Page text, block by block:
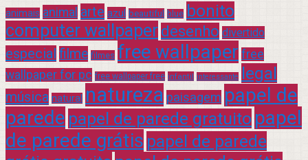
animais animal arte azul beautiful blue bonito
computer wallpaper desenho divertido
especial filme filmes free wallpaper free
wallpaper for pc free wallpaper free infantil interessante legal
música natural natureza paisagem papel de
parede papel de parede gratuito papel
de parede grátis papel de parede